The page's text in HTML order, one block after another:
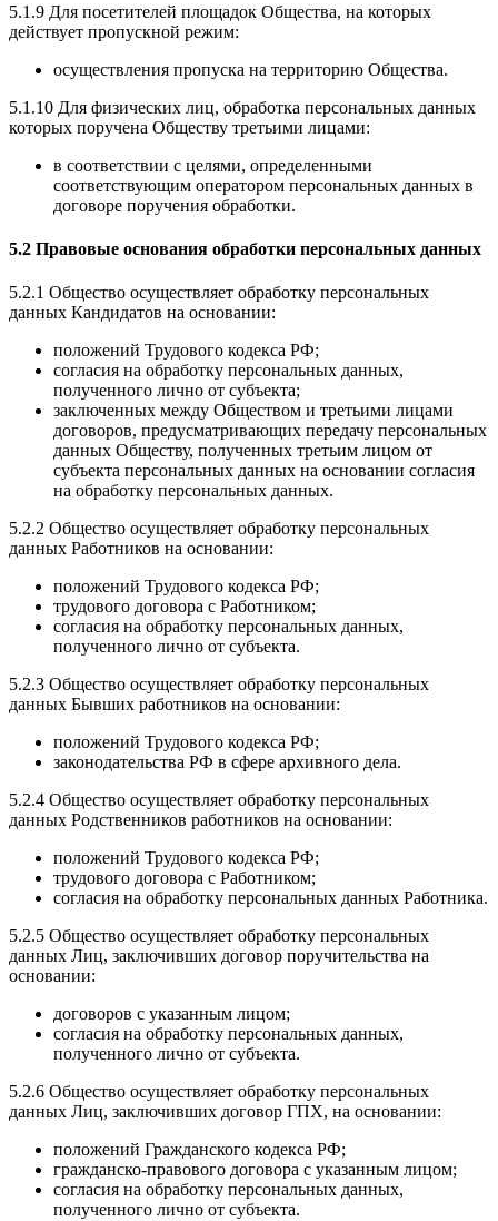
5.1.9 Для посетителей площадок Общества, на которых
действует пропускной режим:
осуществления пропуска на территорию Общества.
5.1.10 Для физических лиц, обработка персональных данных
которых поручена Обществу третьими лицами:
в соответствии с целями, определенными
соответствующим оператором персональных данных в
договоре поручения обработки.
5.2 Правовые основания обработки персональных данных
5.2.1 Общество осуществляет обработку персональных
данных Кандидатов на основании:
положений Трудового кодекса РФ;
согласия на обработку персональных данных,
полученного лично от субъекта;
заключенных между Обществом и третьими лицами
договоров, предусматривающих передачу персональных
данных Обществу, полученных третьим лицом от
субъекта персональных данных на основании согласия
на обработку персональных данных.
5.2.2 Общество осуществляет обработку персональных
данных Работников на основании:
положений Трудового кодекса РФ;
трудового договора с Работником;
согласия на обработку персональных данных,
полученного лично от субъекта.
5.2.3 Общество осуществляет обработку персональных
данных Бывших работников на основании:
положений Трудового кодекса РФ;
законодательства РФ в сфере архивного дела.
5.2.4 Общество осуществляет обработку персональных
данных Родственников работников на основании:
положений Трудового кодекса РФ;
трудового договора с Работником;
согласия на обработку персональных данных Работника.
5.2.5 Общество осуществляет обработку персональных
данных Лиц, заключивших договор поручительства на
основании:
договоров с указанным лицом;
согласия на обработку персональных данных,
полученного лично от субъекта.
5.2.6 Общество осуществляет обработку персональных
данных Лиц, заключивших договор ГПХ, на основании:
положений Гражданского кодекса РФ;
гражданско-правового договора с указанным лицом;
согласия на обработку персональных данных,
полученного лично от субъекта.